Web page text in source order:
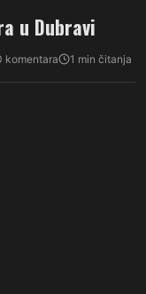
u Dubravi
komentara 1 min čitanja